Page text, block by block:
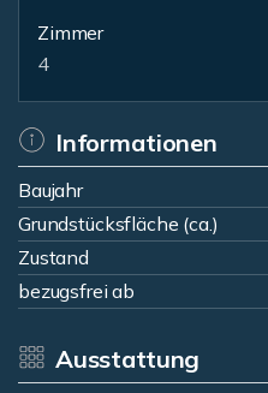
Zimmer
4
Informationen
Baujahr
Grundstücksfläche (ca.)
Zustand
bezugsfrei ab
Ausstattung